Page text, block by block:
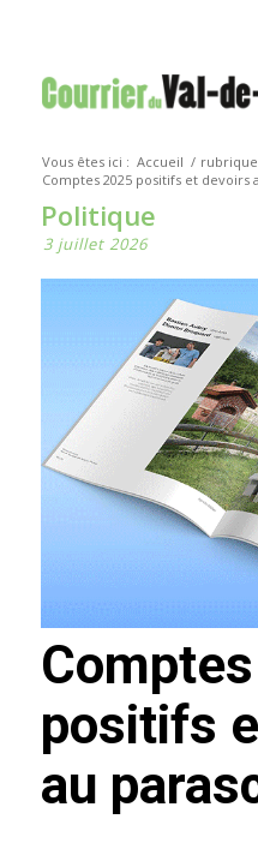
Vous êtes ici : Accueil /
Comptes 2025 positifs et devoirs
Politique
3 juillet 2026
Comptes 2025
positifs
au